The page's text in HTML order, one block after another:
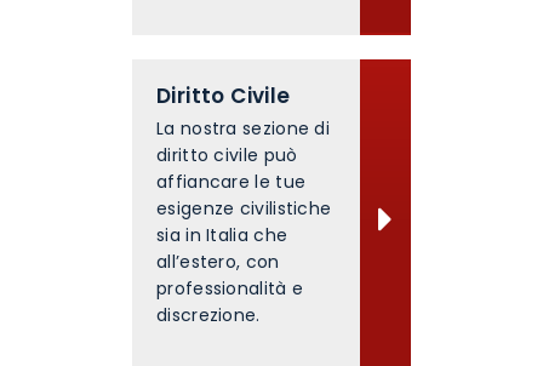
Diritto Civile
La nostra sezione di
diritto civile può
affiancare le tue
esigenze civilistiche
sia in Italia che
all’estero, con
professionalità e
discrezione.